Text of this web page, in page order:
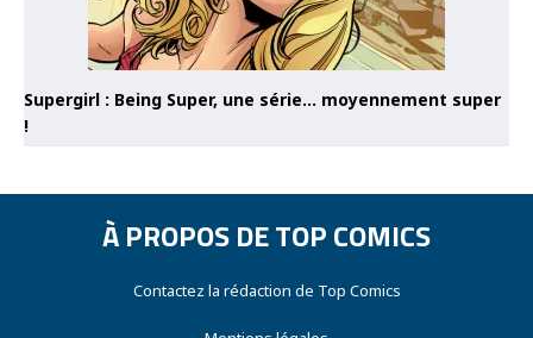
Supergirl : Being Super, une série… moyennement super
!
À PROPOS DE TOP COMICS
Contactez la rédaction de Top Comics